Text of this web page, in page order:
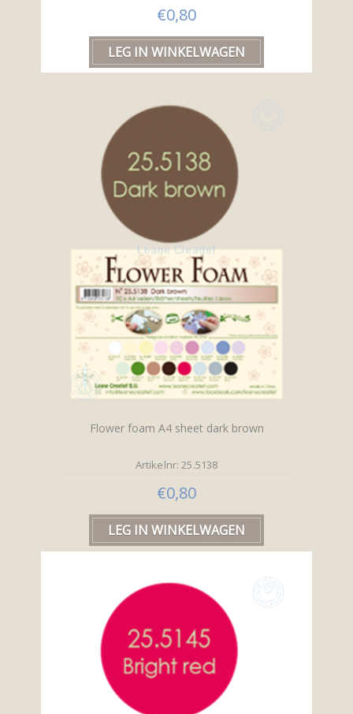
€0,80
Flower foam A4 sheet dark brown
Artikelnr: 25.5138
€0,80